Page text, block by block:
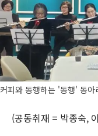
커피와 동행하는 '동행' 동아
(공동취재 = 박종숙,